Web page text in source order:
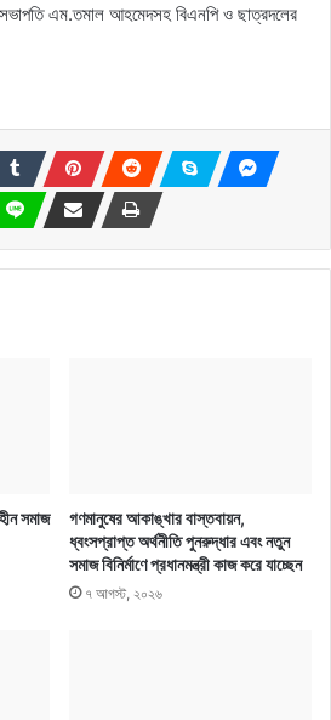
এম.তমাল আহমেদসহ বিএনপি ও ছাত্রদলের
সমাজ
গণমানুষের আকাঙ্খার বাস্তবায়ন,
ধ্বংসপ্রাপ্ত অর্থনীতি পুনরুদ্ধার এবং নতুন
সমাজ বিনির্মাণে প্রধানমন্ত্রী কাজ করে যাচ্ছেন
৭ আগস্ট, ২০২৬